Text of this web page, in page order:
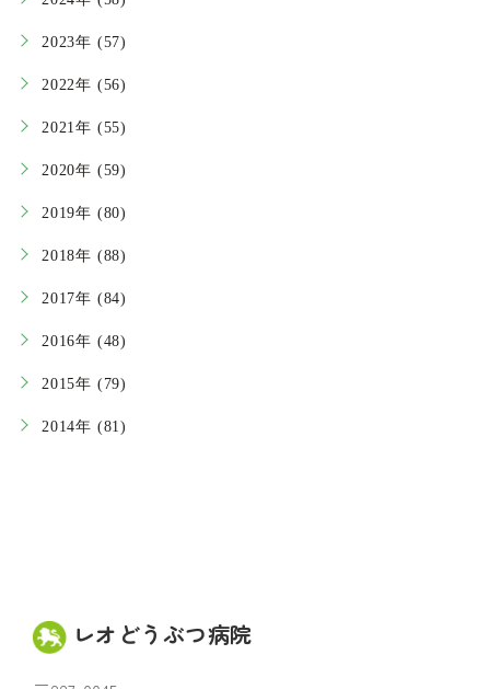
2023年 (57)
2022年 (56)
2021年 (55)
2020年 (59)
2019年 (80)
2018年 (88)
2017年 (84)
2016年 (48)
2015年 (79)
2014年 (81)
レオどうぶつ病院